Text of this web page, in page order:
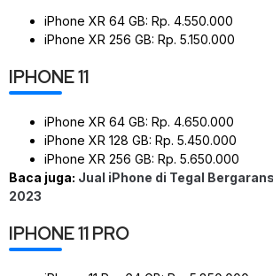
iPhone XR 64 GB: Rp. 4.550.000
iPhone XR 256 GB: Rp. 5.150.000
IPHONE 11
iPhone XR 64 GB: Rp. 4.650.000
iPhone XR 128 GB: Rp. 5.450.000
iPhone XR 256 GB: Rp. 5.650.000
Baca juga: Jual iPhone di Tegal
2023
IPHONE 11 PRO